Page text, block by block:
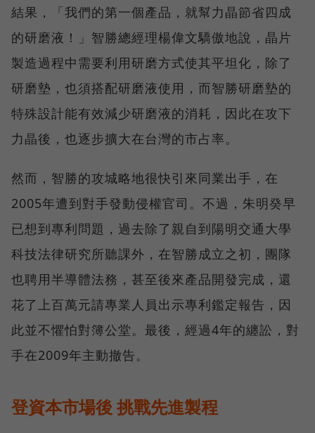
結果，「我們的第一個產品，就幫力晶節省四成
的研磨液！」智勝總經理楊偉文驕傲地說，晶片
製造過程中需要利用研磨方式使其平坦化，除了
研磨墊，也須搭配研磨液使用，而智勝研磨墊的
特殊設計能有效減少研磨液的消耗，因此在攻下
力晶後，也逐步擴大在台灣的市占率。
然而，智勝的攻城略地很快引來同業出手，在
2005年遭到對手發動侵權官司。不過，朱明癸早
已想到專利問題，過去除了親自到陽明交通大學
科技法律研究所聽課外，在智勝成立之初，團隊
也聘用半導體法務，甚至後來產品開發完成，還
花了上百萬元請專業人員出示專利鑑定報告，因
此並不懼怕對簿公堂。最後，經過4年的纏訟，對
手在2009年主動撤告。
登資本市場後 挑戰先進製程